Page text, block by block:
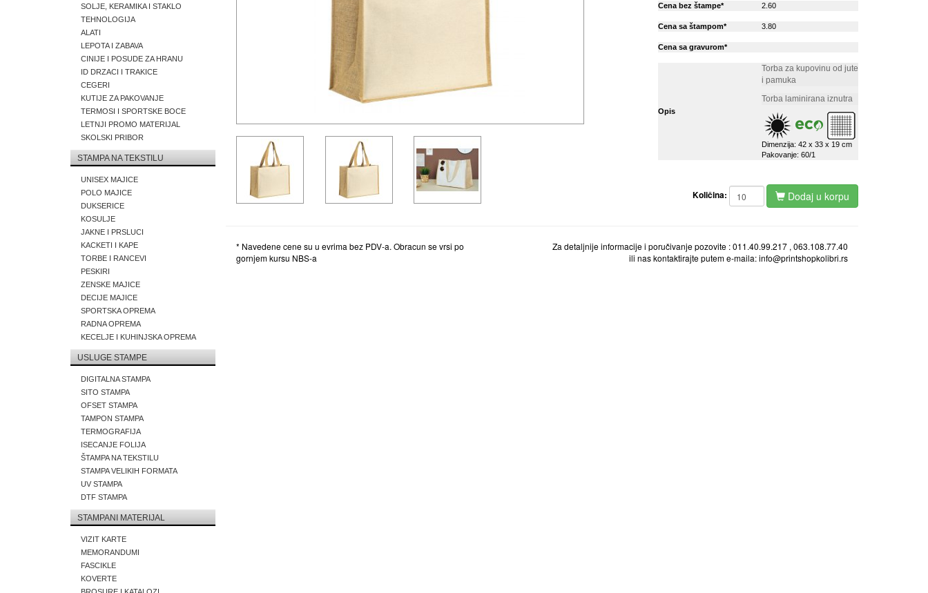
SOLJE, KERAMIKA I STAKLO
TEHNOLOGIJA
ALATI
LEPOTA I ZABAVA
CINIJE I POSUDE ZA HRANU
ID DRZACI I TRAKICE
CEGERI
KUTIJE ZA PAKOVANJE
TERMOSI I SPORTSKE BOCE
LETNJI PROMO MATERIJAL
SKOLSKI PRIBOR
STAMPA NA TEKSTILU
UNISEX MAJICE
POLO MAJICE
DUKSERICE
KOSULJE
JAKNE I PRSLUCI
KACKETI I KAPE
TORBE I RANCEVI
PESKIRI
ZENSKE MAJICE
DECIJE MAJICE
SPORTSKA OPREMA
RADNA OPREMA
KECELJE I KUHINJSKA OPREMA
USLUGE STAMPE
DIGITALNA STAMPA
SITO STAMPA
OFSET STAMPA
TAMPON STAMPA
TERMOGRAFIJA
ISECANJE FOLIJA
ŠTAMPA NA TEKSTILU
STAMPA VELIKIH FORMATA
UV STAMPA
DTF STAMPA
STAMPANI MATERIJAL
VIZIT KARTE
MEMORANDUMI
FASCIKLE
KOVERTE
Cena bez štampe* 2.60
Cena sa štampom* 3.80
Cena sa gravurom*
Opis
Torba za kupovinu od jute
i pamuka
Torba laminirana iznutra
Dimenzija: 42 x 33 x 19 cm
Pakovanje: 60/1
Količina: Dodaj u korpu
* Navedene cene su u evrima bez PDV-a. Obracun se vrsi po
gornjem kursu NBS-a
Za detaljnije informacije i poručivanje pozovite : 011.40.99.217 , 063.108.77.40
ili nas kontaktirajte putem e-maila: info@printshopkolibri.rs